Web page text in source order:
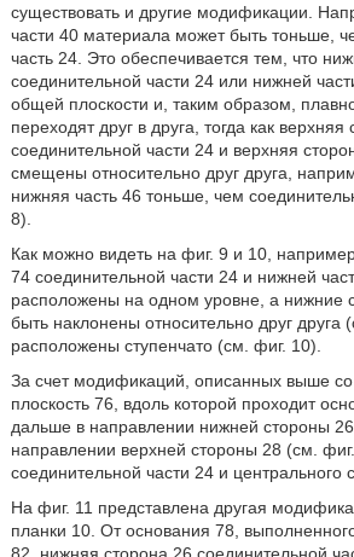
существовать и другие модификации.
части 40 материала может быть тоньше,
часть 24. Это обеспечивается тем, что
соединительной части 24 или нижней
общей плоскости и, таким образом,
переходят друг в друга, тогда как верхняя
соединительной части 24 и верхняя
смещены относительно друг друга,
нижняя часть 46 тоньше, чем
8).
Как можно видеть на фиг. 9 и 10,
74 соединительной части 24 и нижней
расположены на одном уровне, а нижние
быть наклонены относительно друг друга
расположены ступенчато (см. фиг. 10).
За счет модификаций, описанных выше
плоскость 76, вдоль которой проходит
дальше в направлении нижней стороны
направлении верхней стороны 28 (см.
соединительной части 24 и центрального
На фиг. 11 представлена другая
планки 10. От основания 78,